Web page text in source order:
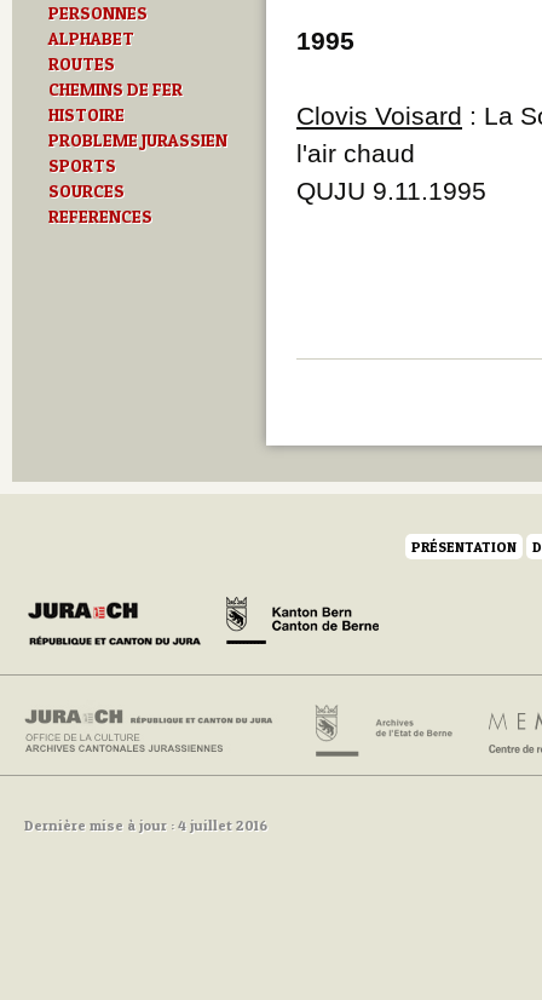
Paroisses
R
S
Sociétés locales
Textes
U
V
Z
PERSONNES
ALPHABET
ROUTES
CHEMINS DE FER
HISTOIRE
PROBLEME JURASSIEN
SPORTS
SOURCES
REFERENCES
1995
Clovis Voisard : La
l'air chaud
QUJU 9.11.1995
PRÉSENTATION
Dernière mise à jour : 4 juillet 2016